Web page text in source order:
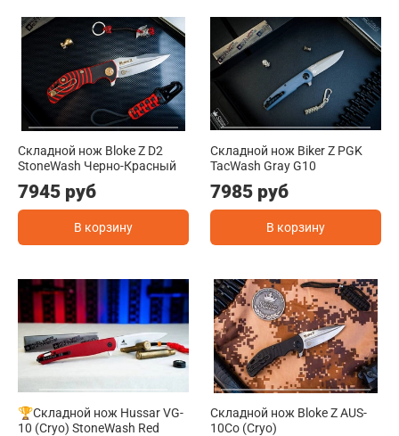
Складной нож Bloke Z D2
StoneWash Черно-Красный
7945 руб
В корзину
Складной нож Biker Z PGK
TacWash Gray G10
7985 руб
В корзину
🏆Складной нож Hussar VG-
10 (Cryo) StoneWash Red
Складной нож Bloke Z AUS-
10Co (Cryo)